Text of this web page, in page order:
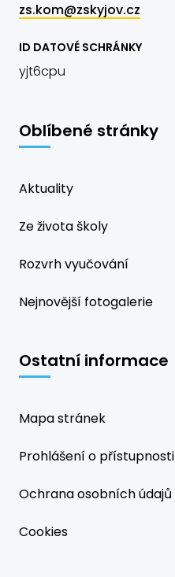
zs.kom@zskyjov.cz
ID DATOVÉ SCHRÁNKY
yjt6cpu
Oblíbené stránky
Aktuality
Ze života školy
Rozvrh vyučování
Nejnovější fotogalerie
Ostatní informace
Mapa stránek
Prohlášení o přístupnosti
Ochrana osobních údajů
Cookies